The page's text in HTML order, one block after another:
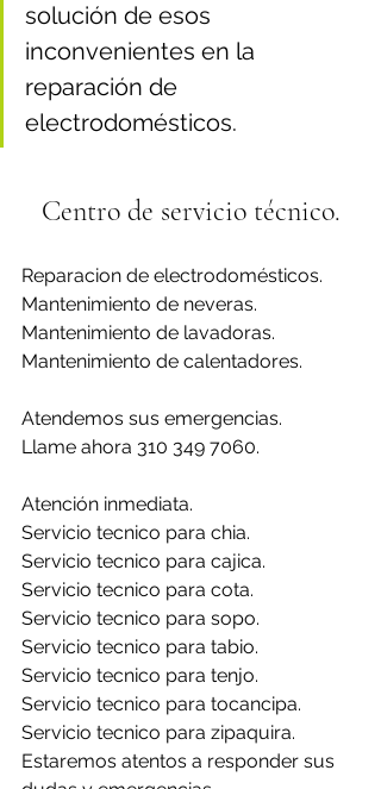
solución de esos
inconvenientes en la
reparación de
electrodomésticos.
Centro de servicio técnico.
Reparacion de electrodomésticos.
Mantenimiento de neveras.
Mantenimiento de lavadoras.
Mantenimiento de calentadores.
Atendemos sus emergencias.
Llame ahora 310 349 7060.
Atención inmediata.
Servicio tecnico para chia.
Servicio tecnico para cajica.
Servicio tecnico para cota.
Servicio tecnico para sopo.
Servicio tecnico para tabio.
Servicio tecnico para tenjo.
Servicio tecnico para tocancipa.
Servicio tecnico para zipaquira.
Estaremos atentos a responder sus